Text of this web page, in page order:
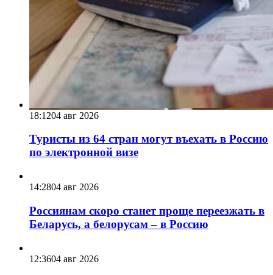
18:1204 авг 2026
Туристы из 64 стран могут въехать в Россию
по электронной визе
14:2804 авг 2026
Россиянам скоро станет проще переезжать в
Беларусь, а белорусам – в Россию
12:3604 авг 2026